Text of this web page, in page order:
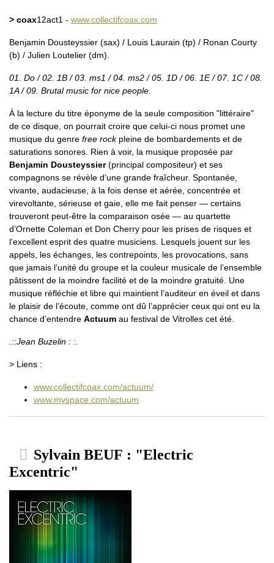
> coax12act1 - www.collectifcoax.com
Benjamin Dousteyssier (sax) / Louis Laurain (tp) / Ronan Courty
(b) / Julien Loutelier (dm).
01. Do / 02. 1B / 03. ms1 / 04. ms2 / 05. 1D / 06. 1E / 07. 1C / 08.
1A / 09. Brutal music for nice people.
À la lecture du titre éponyme de la seule composition "littéraire"
de ce disque, on pourrait croire que celui-ci nous promet une
musique du genre free rockpleine de bombardements et de
saturations sonores. Rien à voir, la musique proposée par
Benjamin Dousteyssier(principal compositeur) et ses
compagnons se révèle d’une grande fraîcheur. Spontanée,
vivante, audacieuse, à la fois dense et aérée, concentrée et
virevoltante, sérieuse et gaie, elle me fait penser — certains
trouveront peut-être la comparaison osée — au quartette
d’Ornette Coleman et Don Cherry pour les prises de risques et
l’excellent esprit des quatre musiciens. Lesquels jouent sur les
appels, les échanges, les contrepoints, les provocations, sans
que jamais l’unité du groupe et la couleur musicale de l’ensemble
pâtissent de la moindre facilité et de la moindre gratuité. Une
musique réfléchie et libre qui maintient l’auditeur en éveil et dans
le plaisir de l’écoute, comme ont dû l’apprécier ceux qui ont eu la
chance d’entendre Actuum au festival de Vitrolles cet été.
.::Jean Buzelin : :.
> Liens :
www.collectifcoax.com/actuum/
www.myspace.com/actuum
Sylvain BEUF : "Electric
Excentric"